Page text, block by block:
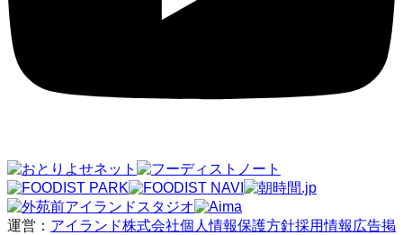
運営： アイランド株式会社個人情報保護方針採用情報 広告掲